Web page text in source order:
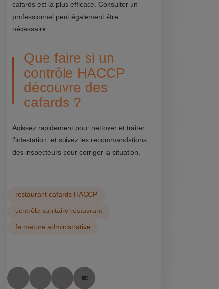
cafards est la plus efficace. Consulter un
professionnel peut également être
nécessaire.
Que faire si un
contrôle HACCP
découvre des
cafards ?
Agissez rapidement pour nettoyer et traiter
l'infestation, et suivez les recommandations
des inspecteurs pour corriger la situation.
restaurant cafards HACCP
contrôle sanitaire restaurant
fermeture administrative